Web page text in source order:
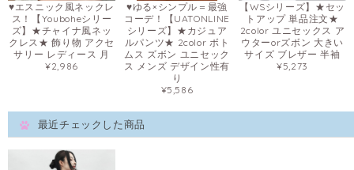
♥エスニック風ネックレ
ス！【Youboheシリー
ズ】★チャイナ風ネッ
クレス★ 飾り物 アクセ
サリー レディース 月
¥2,986
♥ゆる×シンプル＝最強
コーデ！【UATONLINE
シリーズ】★カジュア
ルパンツ★ 2color ボト
ムス ズボン ユニセック
ス メンズ デザイン性有
り
¥5,586
【WSシリーズ】★セッ
トアップ 単品注文★
2color ユニセックス ア
ウターorズボン 大きい
サイズ ブレザー 半袖
¥5,273
最近チェックした商品